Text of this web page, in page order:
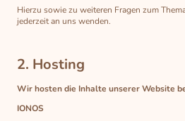
Hierzu sowie zu weiteren Fragen zum
jederzeit an uns wenden.
2. Hosting
Wir hosten die Inhalte unserer Website
IONOS